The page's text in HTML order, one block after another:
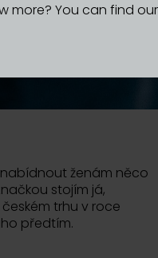
ženám něco
stojím já,
trhu v roce
předtím.
more? You can find